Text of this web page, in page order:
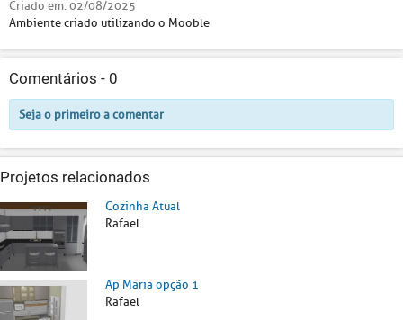
Criado em:02/08/2025
Ambiente criado utilizando o Mooble
Comentários - 0
Seja o primeiro a comentar
Projetos relacionados
Cozinha Atual
Rafael
Ap Maria opção 1
Rafael